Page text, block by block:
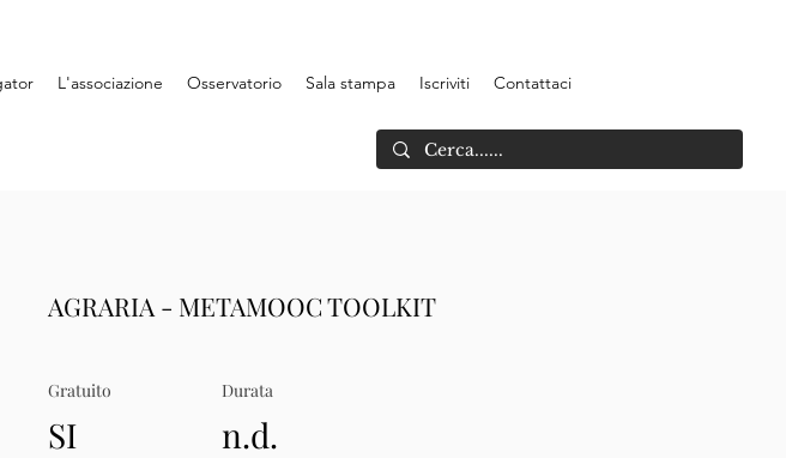
L'associazione Osservatorio Sala stampa Iscriviti Contattaci
AGRARIA - METAMOOC TOOLKIT
Gratuito
SI
Durata
n.d.